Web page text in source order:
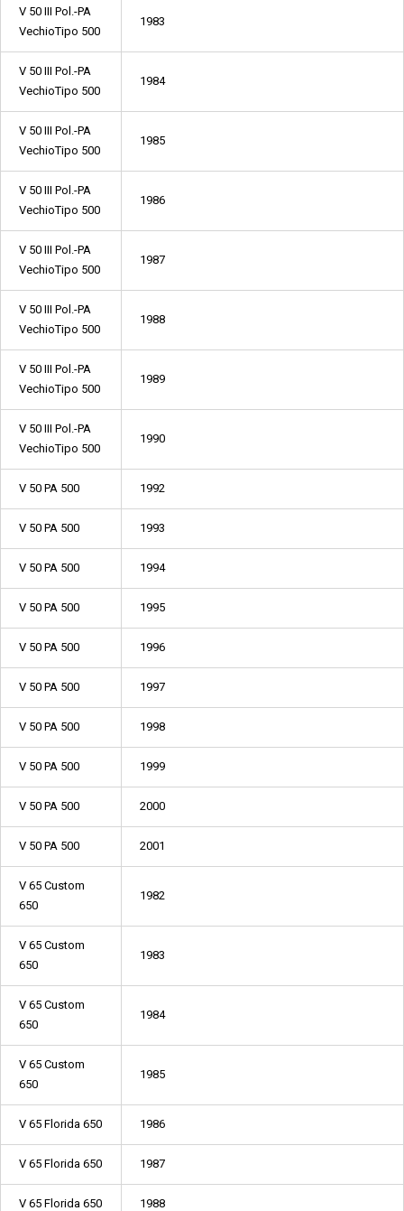
V 50 III Pol.-PA
VechioTipo 500
1983
V 50 III Pol.-PA
VechioTipo 500
1984
V 50 III Pol.-PA
VechioTipo 500
1985
V 50 III Pol.-PA
VechioTipo 500
1986
V 50 III Pol.-PA
VechioTipo 500
1987
V 50 III Pol.-PA
VechioTipo 500
1988
V 50 III Pol.-PA
VechioTipo 500
1989
V 50 III Pol.-PA
VechioTipo 500
1990
V 50 PA 500 1992
V 50 PA 500 1993
V 50 PA 500 1994
V 50 PA 500 1995
V 50 PA 500 1996
V 50 PA 500 1997
V 50 PA 500 1998
V 50 PA 500 1999
V 50 PA 500 2000
V 50 PA 500 2001
V 65 Custom
650
1982
V 65 Custom
650
1983
V 65 Custom
650
1984
V 65 Custom
650
1985
V 65 Florida 650 1986
V 65 Florida 650 1987
V 65 Florida 650 1988